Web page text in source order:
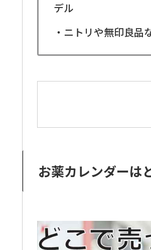
デル
・ニトリや無印良品
お薬カレンダーは